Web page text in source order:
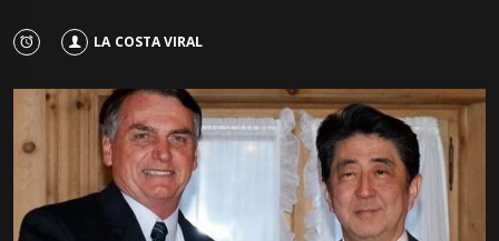
LA COSTA VIRAL